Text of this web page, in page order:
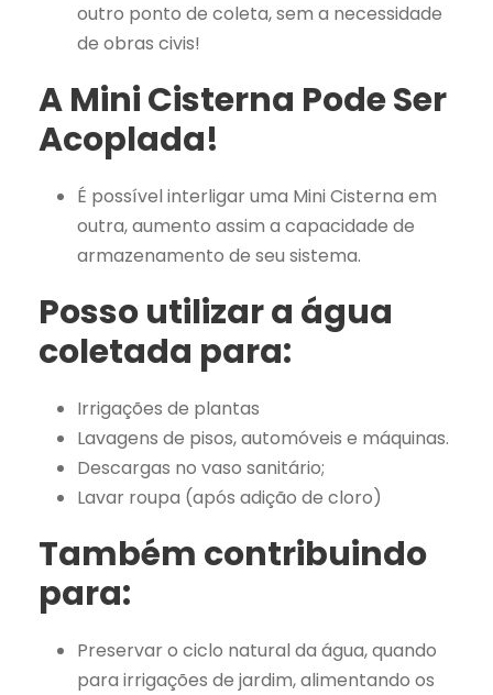
outro ponto de coleta, sem a necessidade
de obras civis!
A Mini Cisterna Pode Ser
Acoplada!
É possível interligar uma Mini Cisterna em
outra, aumento assim a capacidade de
armazenamento de seu sistema.
Posso utilizar a água
coletada para:
Irrigações de plantas
Lavagens de pisos, automóveis e máquinas.
Descargas no vaso sanitário;
Lavar roupa (após adição de cloro)
Também contribuindo
para:
Preservar o ciclo natural da água, quando
para irrigações de jardim, alimentando os